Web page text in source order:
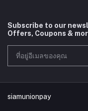
Subscribe to our
Offers, Coupons &
siamunionpay